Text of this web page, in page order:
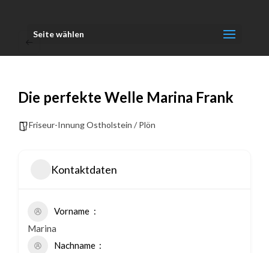
Seite wählen
Die perfekte Welle Marina Frank
Friseur-Innung Ostholstein / Plön
Kontaktdaten
Vorname
Marina
Nachname